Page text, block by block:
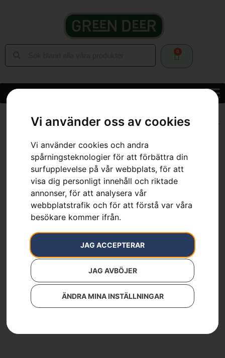
Vi använder oss av cookies
Vi använder cookies och andra
spårningsteknologier för att förbättra din
surfupplevelse på vår webbplats, för att
visa dig personligt innehåll och riktade
annonser, för att analysera vår
webbplatstrafik och för att förstå var våra
besökare kommer ifrån.
JAG ACCEPTERAR
JAG AVBÖJER
ÄNDRA MINA INSTÄLLNINGAR
0
Åkgräsklippare » Gummiblad, passar snöblad 9650709-01/9664159-